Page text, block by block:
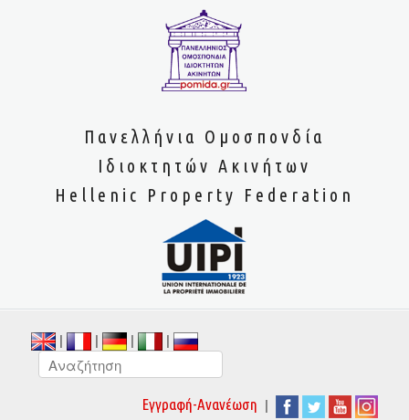
Πανελλήνια Ομοσπονδία
Ιδιοκτητών Ακινήτων
Hellenic Property Federation
| | | |
Εγγραφή-Ανανέωση |